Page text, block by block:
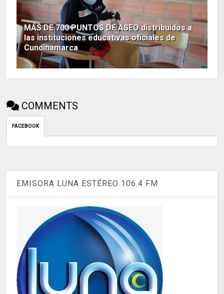
MÁS DE 700 PUNTOS DE ASEO distribuidos a
las instituciones educativas oficiales de
Cundinamarca
COMMENTS
FACEBOOK
EMISORA LUNA ESTÉREO 106.4 FM